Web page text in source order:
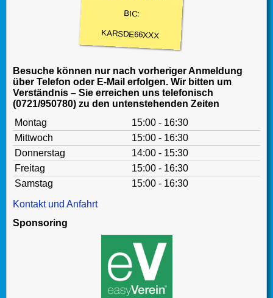
BIC:
KARSDE66XXX
Besuche können nur nach vorheriger Anmeldung
über Telefon oder E-Mail erfolgen. Wir bitten um
Verständnis – Sie erreichen uns telefonisch
(0721/950780) zu den untenstehenden Zeiten
Montag
15:00 - 16:30
Mittwoch
15:00 - 16:30
Donnerstag
14:00 - 15:30
Freitag
15:00 - 16:30
Samstag
15:00 - 16:30
Kontakt und Anfahrt
Sponsoring